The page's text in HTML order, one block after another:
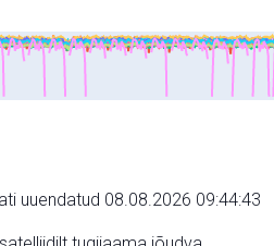
uuendatud 08.08.2026 09:44:43